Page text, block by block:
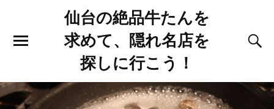
仙台の絶品牛たんを
求めて、隠れ名店を
探しに行こう！